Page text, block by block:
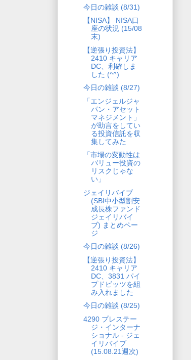
今日の雑談 (8/31)
【NISA】 NISA口
座の状況 (15/08
末)
【逆張り投資法】
2410 キャリア
DC、利確しま
した (^^)
今日の雑談 (8/27)
「エンジェルジャ
パン・アセット
マネジメント」
が助言をしてい
る投資信託を収
集してみた
「市場の変動性は
バリュー投資の
リスクじゃな
い」
ジェイリバイブ
(SBI中小型割安
成長株ファンド
ジェイリバイ
ブ) まとめペー
ジ
今日の雑談 (8/26)
【逆張り投資法】
2410 キャリア
DC、3831 パイ
プドビッツを組
み入れました
今日の雑談 (8/25)
4290 プレステー
ジ・インターナ
ショナル - ジェ
イリバイブ
(15.08.21週次)